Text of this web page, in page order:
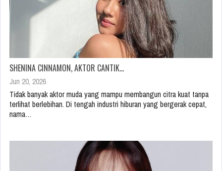
SHENINA CINNAMON, AKTOR CANTIK…
Jun 20, 2026
Tidak banyak aktor muda yang mampu membangun citra kuat tanpa
terlihat berlebihan. Di tengah industri hiburan yang bergerak cepat,
nama…